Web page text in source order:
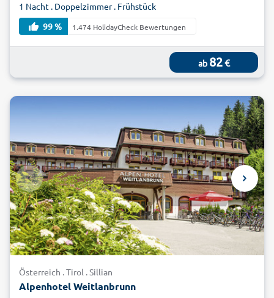
1 Nacht . Doppelzimmer . Frühstück
99 %
1.474 HolidayCheck Bewertungen
ab 82€
Österreich . Tirol . Sillian
Alpenhotel Weitlanbrunn